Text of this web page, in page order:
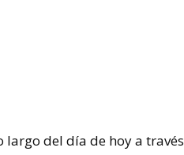
largo del día de hoy a través